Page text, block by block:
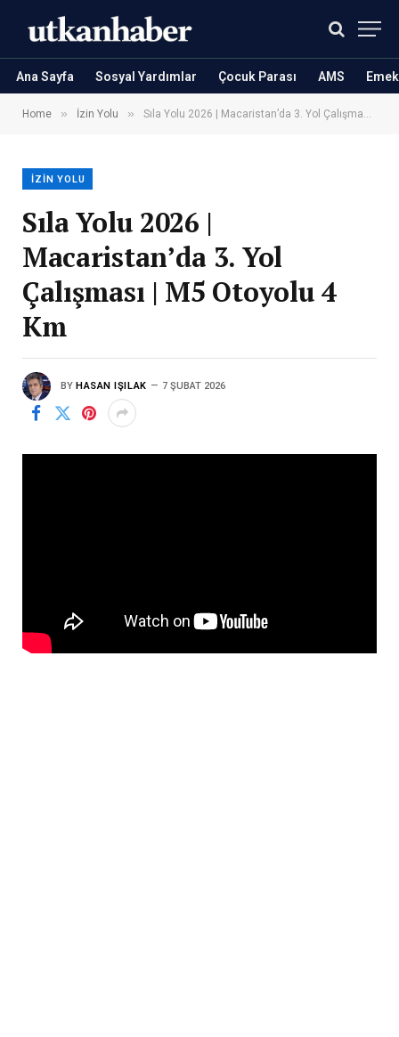
Ana Sayfa Sosyal Yardımlar Çocuk Parası AMS
Home » İzin Yolu » Sıla Yolu 2026 | Macaristan’da 3. Yol Çalışması | M5 Otoyolu 4 Km
İZIN YOLU
Sıla Yolu 2026 |
Macaristan’da 3. Yol
Çalışması | M5 Otoyolu 4
Km
BY HASAN IŞILAK 7 ŞUBAT 2026